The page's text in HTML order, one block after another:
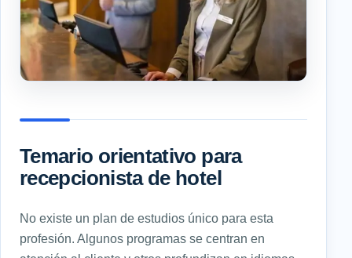
Temario orientativo para
recepcionista de hotel
No existe un plan de estudios único para esta
profesión. Algunos programas se centran en